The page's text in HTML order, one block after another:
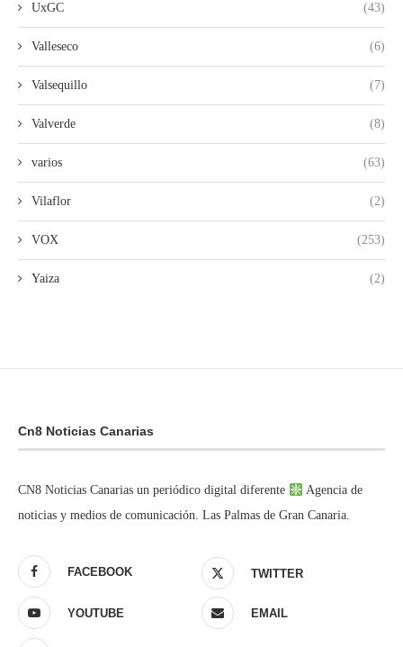
UxGC (43)
Valleseco (6)
Valsequillo (7)
Valverde (8)
varios (63)
Vilaflor (2)
VOX (253)
Yaiza (2)
Cn8 Noticias Canarias
CN8 Noticias Canarias un periódico digital diferente
Agencia de
noticias y medios de comunicación. Las Palmas de Gran Canaria.
FACEBOOK TWITTER
YOUTUBE EMAIL